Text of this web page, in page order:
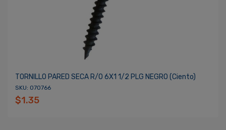
TORNILLO PARED SECA R/O 6X1 1/2 PLG NEGRO (ciento)
SKU: 070766
$1.35